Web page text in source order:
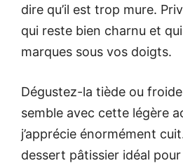
dire qu’il est trop mure.
qui reste bien charnu et
marques sous vos doigts.
Dégustez-la tiède ou
semble avec cette légère
j’apprécie énormément cuit.
dessert pâtissier idéal